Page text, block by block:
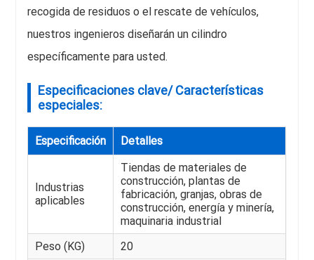
recogida de residuos o el rescate de vehículos,
nuestros ingenieros diseñarán un cilindro
específicamente para usted.
Especificaciones clave/ Características
especiales:
Especificación Detalles
Industrias
aplicables
Tiendas de materiales de
construcción, plantas de
fabricación, granjas, obras de
construcción, energía y minería,
maquinaria industrial
Peso (KG)
20